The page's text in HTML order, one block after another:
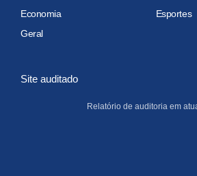
Economia
Esportes
Geral
Site auditado
Relatório de auditoria em